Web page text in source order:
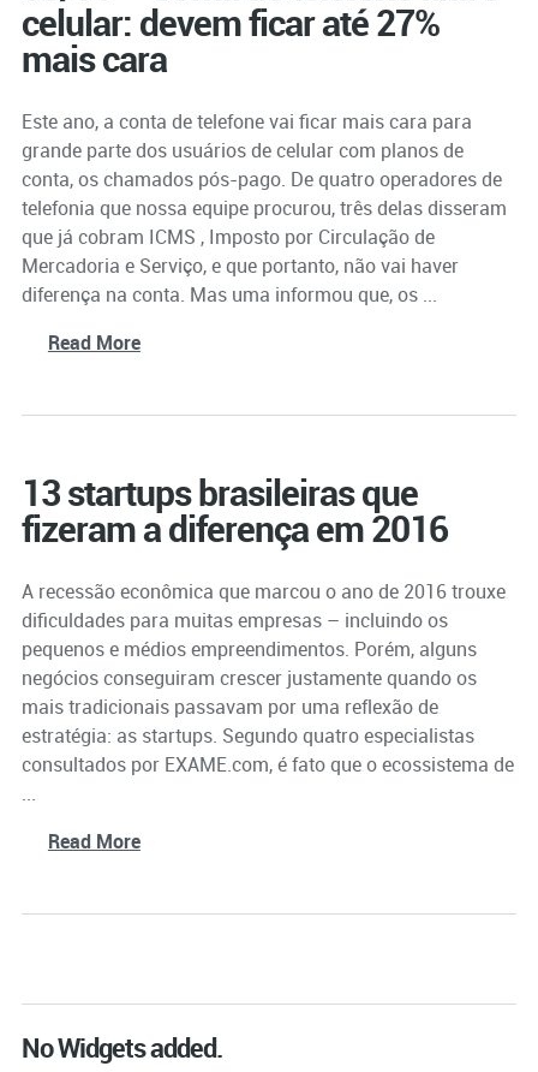
celular: devem ficar até 27%
mais cara
Este ano, a conta de telefone vai ficar mais cara para
grande parte dos usuários de celular com planos de
conta, os chamados pós-pago. De quatro operadores de
telefonia que nossa equipe procurou, três delas disseram
que já cobram ICMS , Imposto por Circulação de
Mercadoria e Serviço, e que portanto, não vai haver
diferença na conta. Mas uma informou que, os ...
Read More
13 startups brasileiras que
fizeram a diferença em 2016
A recessão econômica que marcou o ano de 2016 trouxe
dificuldades para muitas empresas – incluindo os
pequenos e médios empreendimentos. Porém, alguns
negócios conseguiram crescer justamente quando os
mais tradicionais passavam por uma reflexão de
estratégia: as startups. Segundo quatro especialistas
consultados por EXAME.com, é fato que o ecossistema de
...
Read More
No Widgets added.